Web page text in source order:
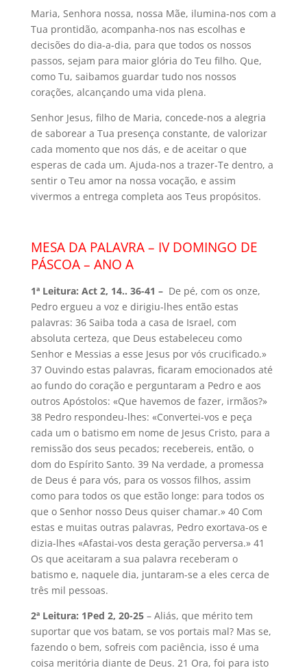
Maria, Senhora nossa, nossa Mãe, ilumina-nos com a
Tua prontidão, acompanha-nos nas escolhas e
decisões do dia-a-dia, para que todos os nossos
passos, sejam para maior glória do Teu filho. Que,
como Tu, saibamos guardar tudo nos nossos
corações, alcançando uma vida plena.
Senhor Jesus, filho de Maria, concede-nos a alegria
de saborear a Tua presença constante, de valorizar
cada momento que nos dás, e de aceitar o que
esperas de cada um. Ajuda-nos a trazer-Te dentro, a
sentir o Teu amor na nossa vocação, e assim
vivermos a entrega completa aos Teus propósitos.
MESA DA PALAVRA – IV DOMINGO DE
PÁSCOA – ANO A
1ª Leitura: Act 2, 14.. 36-41 – De pé, com os onze,
Pedro ergueu a voz e dirigiu-lhes então estas
palavras: 36 Saiba toda a casa de Israel, com
absoluta certeza, que Deus estabeleceu como
Senhor e Messias a esse Jesus por vós crucificado.»
37 Ouvindo estas palavras, ficaram emocionados até
ao fundo do coração e perguntaram a Pedro e aos
outros Apóstolos: «Que havemos de fazer, irmãos?»
38 Pedro respondeu-lhes: «Convertei-vos e peça
cada um o batismo em nome de Jesus Cristo, para a
remissão dos seus pecados; recebereis, então, o
dom do Espírito Santo. 39 Na verdade, a promessa
de Deus é para vós, para os vossos filhos, assim
como para todos os que estão longe: para todos os
que o Senhor nosso Deus quiser chamar.» 40 Com
estas e muitas outras palavras, Pedro exortava-os e
dizia-lhes «Afastai-vos desta geração perversa.» 41
Os que aceitaram a sua palavra receberam o
batismo e, naquele dia, juntaram-se a eles cerca de
três mil pessoas.
2ª Leitura: 1Ped 2, 20-25– Aliás, que mérito tem
suportar que vos batam, se vos portais mal? Mas se,
fazendo o bem, sofreis com paciência, isso é uma
coisa meritória diante de Deus. 21 Ora, foi para isto